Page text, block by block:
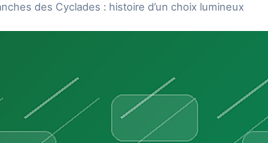
des Cyclades : histoire d’un choix lumineux